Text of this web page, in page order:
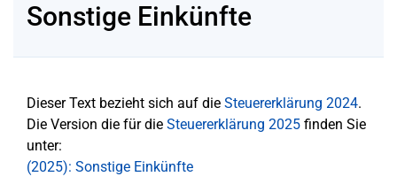
Sonstige Einkünfte
Dieser Text bezieht sich auf die Steuererklärung 2024.
Die Version die für die Steuererklärung 2025 finden Sie
unter:
(2025): Sonstige Einkünfte